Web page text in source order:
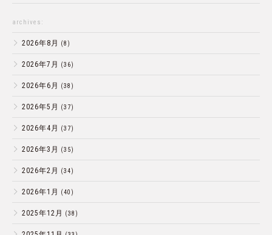
archives:
2026年8月 (8)
2026年7月 (36)
2026年6月 (38)
2026年5月 (37)
2026年4月 (37)
2026年3月 (35)
2026年2月 (34)
2026年1月 (40)
2025年12月 (38)